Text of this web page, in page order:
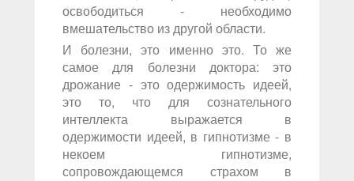
освободиться - необходимо
вмешательство из другой области.
И болезни, это именно это. То же
самое для болезни доктора: это
дрожание - это одержимость идеей,
это то, что для сознательного
интеллекта выражается в
одержимости идеей, в гипнотизме - в
некоем гипнотизме,
сопровождающемся страхом в